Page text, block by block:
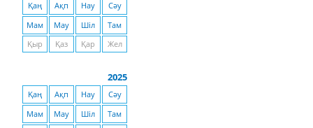
Қаң Ақп Нау
Сәу
Мам
Мау Шіл
Там
Қыр
Қаз Қар Жел
2025
Қаң Ақп Нау
Сәу
Мам
Мау Шіл
Там